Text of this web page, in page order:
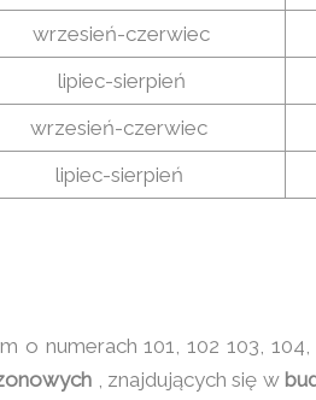
wrzesień-czerwiec
lipiec-sierpień
wrzesień-czerwiec
lipiec-sierpień
numerach 101, 102 103, 104,
, znajdujących się w